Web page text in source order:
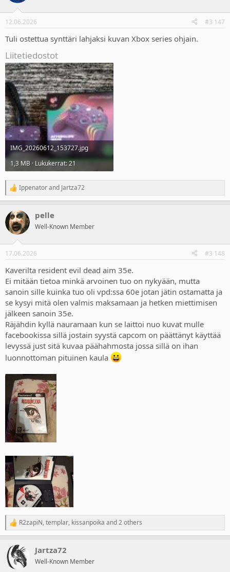
s
12.06.2026 #3 147
Tuli ostettua synttäri lahjaksi kuvan Xbox series ohjain.
Liitetiedostot
IMG_20260612_153727.jpg
1,3 MB · Lukukerrat: 21
R
e
c
t
i
s
Ippenatorand Jartza72
pelle
Well-Known Member
17.06.2026 #3 148
Kaverilta resident evil dead aim 35e.
Ei mitään tietoa minkä arvoinen tuo on nykyään, mutta
sanoin sille kuinka tuo oli vpd:ssa 60e jotan jätin ostamatta ja
se kysyi mitä olen valmis maksamaan ja hetken miettimisen
jälkeen sanoin 35e.
Räjähdin kyllä nauramaan kun se laittoi nuo kuvat mulle
facebookissa sillä jostain syystä capcom on päättänyt käyttää
levyssä just sitä kuvaa päähahmosta jossa sillä on ihan
luonnottoman pituinen kaula
R
e
c
t
i
R2zapiN, templar, kissanpoika and 2 others
Jartza72
Well-Known Member